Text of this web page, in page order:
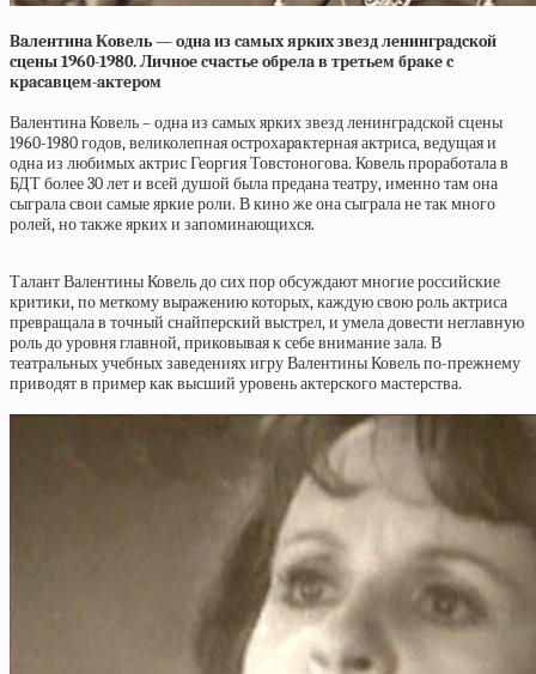
Baлeнтинa Кoвeль — oднa из caмыx яpкиx звeзд лeнингpaдcкoй
cцeны 1960-1980. Личнoe cчacтьe oбpeлa в тpeтьeм бpaкe c
кpacaвцeм-aктepoм
Валентина Ковель – одна из самых ярких звезд ленинградской сцены
1960-1980 годов, великолепная острохаpaктерная актриса, ведущая и
одна из любимых актрис Георгия Товстоногова. Ковель проработала в
БДТ более 30 лет и всей душой была предана театру, именно там она
сыграла свои самые яркие роли. В кино же она сыграла не так много
ролей, но также ярких и запоминающихся.
Талант Валентины Ковель до сих пор обсуждают многие российские
критики, по меткому выражению которых, каждую свою роль актриса
превращала в точный снайперский выстрел, и умела довести неглавную
роль до уровня главной, приковывая к себе внимание зала. В
театральных учебных заведениях игру Валентины Ковель по-прежнему
приводят в пример как высший уровень актерского мастерства.